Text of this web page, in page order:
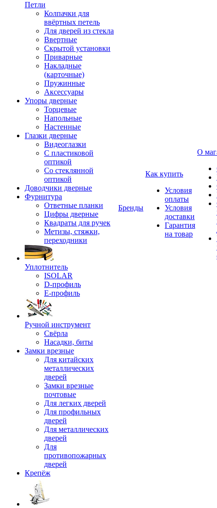
Петли
Колпачки для
ввёртных петель
Для дверей из стекла
Ввертные
Скрытой установки
Приварные
Накладные
(карточные)
Пружинные
Аксессуары
Упоры дверные
Торцевые
Напольные
Настенные
Глазки дверные
Видеоглазки
С пластиковой
оптикой
Со стеклянной
оптикой
Доводчики дверные
Фурнитура
Ответные планки
Цифры дверные
Квадраты для ручек
Метизы, стяжки,
переходники
Уплотнитель
ISOLAR
D-профиль
Е-профиль
Ручной инструмент
Свёрла
Насадки, биты
Замки врезные
Для китайских
металлических
дверей
Замки врезные
почтовые
Для легких дверей
Для профильных
дверей
Для металлических
дверей
Для
противопожарных
дверей
Крепёж
Бренды
Как купить
Условия
оплаты
Условия
доставки
Гарантия
на товар
О